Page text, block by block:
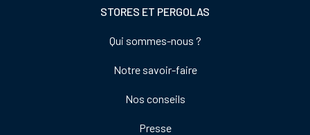
STORES ET PERGOLAS
Qui sommes-nous ?
Notre savoir-faire
Nos conseils
Presse